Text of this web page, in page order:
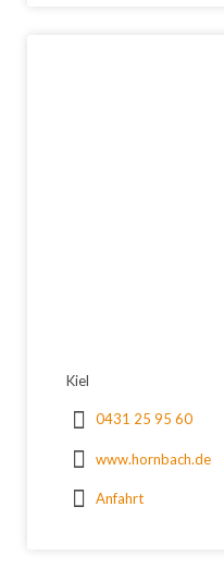
Kiel
0431 25 95 60
www.hornbach.de
Anfahrt